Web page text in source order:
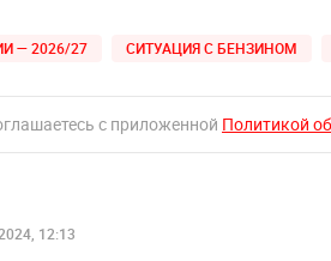
— 2026/27 СИТУАЦИЯ С БЕНЗИНОМ
с приложенной Политикой
12:13